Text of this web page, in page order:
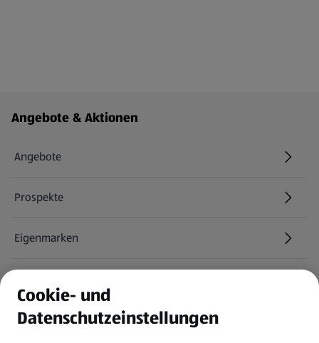
Fußzeilenmenü - weitere Links
Angebote & Aktionen
Angebote
Prospekte
Eigenmarken
Newsletter
Cookie- und
Datenschutzeinstellungen